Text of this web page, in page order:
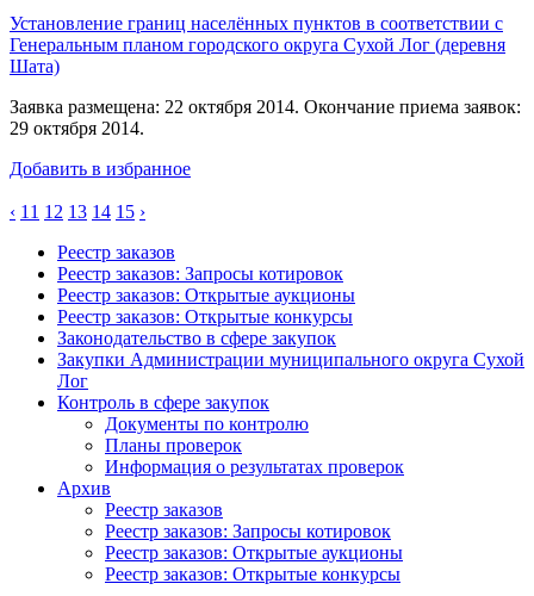
Установление границ населённых пунктов в соответствии с
Генеральным планом городского округа Сухой Лог (деревня
Шата)
Заявка размещена: 22 октября 2014. Окончание приема заявок:
29 октября 2014.
Добавить в избранное
‹ 11 12 13 14 15 ›
Реестр заказов
Реестр заказов: Запросы котировок
Реестр заказов: Открытые аукционы
Реестр заказов: Открытые конкурсы
Законодательство в сфере закупок
Закупки Администрации муниципального округа Сухой
Лог
Контроль в сфере закупок
Документы по контролю
Планы проверок
Информация о результатах проверок
Архив
Реестр заказов
Реестр заказов: Запросы котировок
Реестр заказов: Открытые аукционы
Реестр заказов: Открытые конкурсы